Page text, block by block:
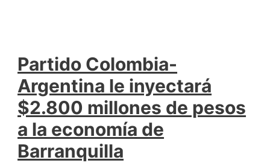
Partido Colombia-
Argentina le inyectará
$2.800 millones de pesos
a la economía de
Barranquilla